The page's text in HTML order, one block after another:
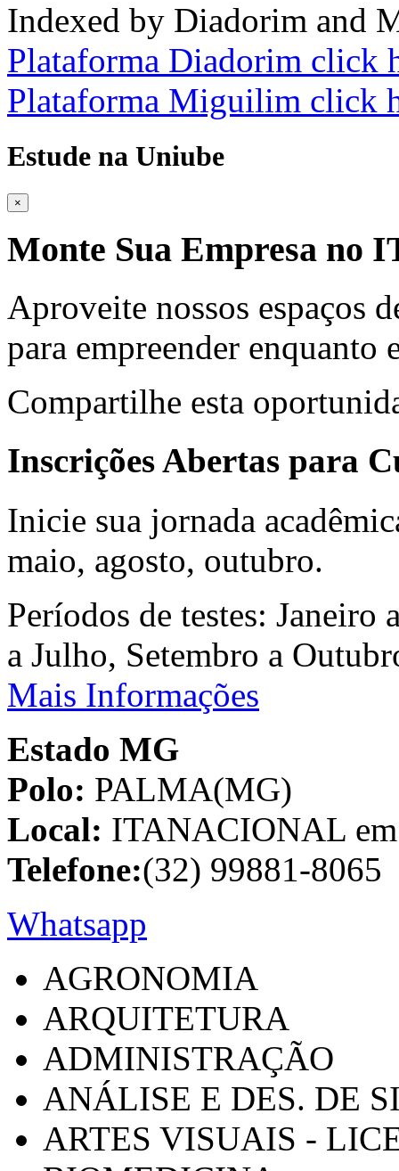
Indexed by Diadorim and
Plataforma Diadorim click
Plataforma Miguilim click
Estude na Uniube
×
Monte Sua Empresa no
Aproveite nossos espaços
para empreender enquanto
Compartilhe esta
Inscrições Abertas para
Inicie sua jornada
maio, agosto, outubro.
Períodos de testes:
a Julho, Setembro a
Mais Informações
Estado MG
Polo: PALMA(MG)
Local: ITANACIONAL
Telefone:(32) 99881-8065
Whatsapp
AGRONOMIA
ARQUITETURA
ADMINISTRAÇÃO
ANÁLISE E DES. DE
ARTES VISUAIS -